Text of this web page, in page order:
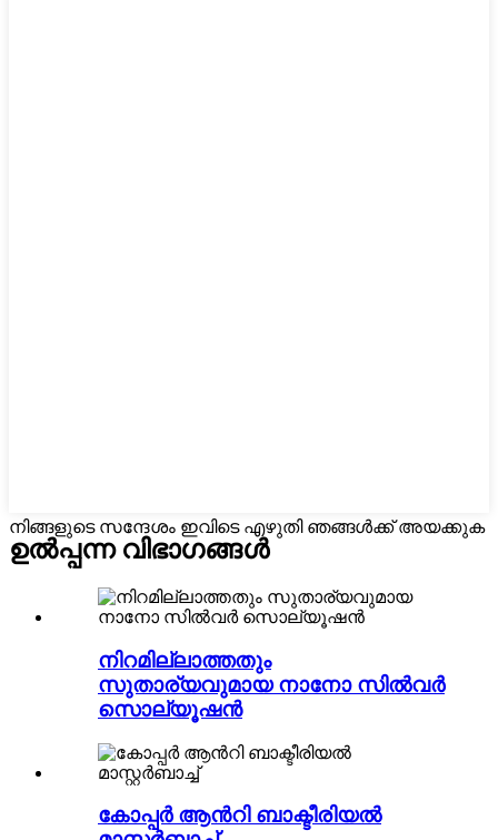
നിങ്ങളുടെ സന്ദേശം ഇവിടെ എഴുതി ഞങ്ങൾക്ക് അയക്കുക
ഉൽപ്പന്ന വിഭാഗങ്ങൾ
നിറമില്ലാത്തതും
സുതാര്യവുമായ നാനോ സിൽവർ
സൊല്യൂഷൻ
കോപ്പർ ആൻറി ബാക്ടീരിയൽ